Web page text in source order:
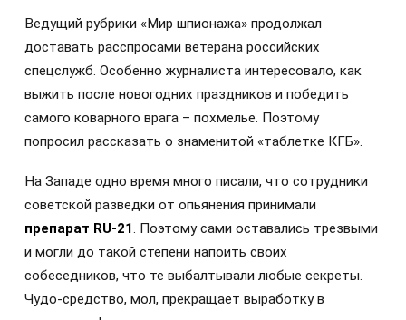
Ведущий рубрики «Мир шпионажа» продолжал
доставать расспросами ветерана российских
спецслужб. Особенно журналиста интересовало, как
выжить после новогодних праздников и победить
самого коварного врага – похмелье. Поэтому
попросил рассказать о знаменитой «таблетке КГБ».
На Западе одно время много писали, что сотрудники
советской разведки от опьянения принимали
препарат RU-21. Поэтому сами оставались трезвыми
и могли до такой степени напоить своих
собеседников, что те выбалтывали любые секреты.
Чудо-средство, мол, прекращает выработку в